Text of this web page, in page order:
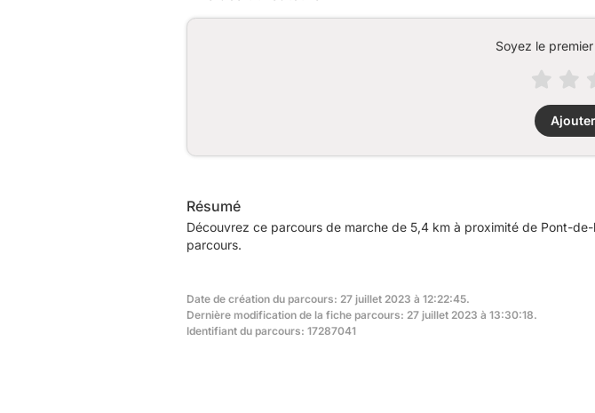
Soyez le
Résumé
Découvrez ce parcours de marche de 5,4 km à proximité de Pont-
parcours.
Date de création du parcours: 27 juillet 2023 à 12:22:45.
Dernière modification de la fiche parcours: 27 juillet 2023 à 13:30:18.
Identifiant du parcours: 17287041